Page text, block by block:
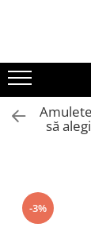
Editura Daksha
Seria Radu
Seria Anton
Dezvăluiri
să
-3%